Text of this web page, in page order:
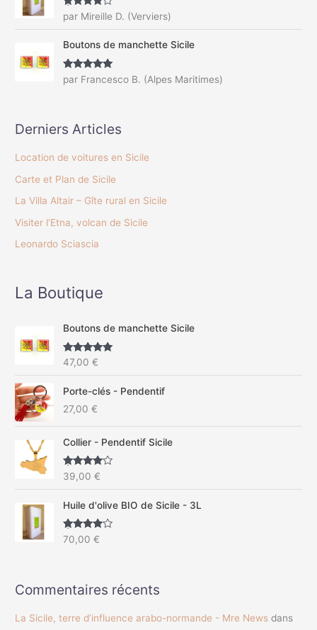
Note4
sur 5
par Mireille D. (Verviers)
Boutons de manchette Sicile
Note5sur
5
par Francesco B. (Alpes Maritimes)
Derniers Articles
Location de voitures en Sicile
Carte et Plan de Sicile
La Villa Altair – Gîte rural en Sicile
Visiter l’Etna, volcan de Sicile
Leonardo Sciascia
La Boutique
Boutons de manchette Sicile
Note5.00
sur 5
47,00€
Porte-clés - Pendentif
27,00€
Collier - Pendentif Sicile
Note4.67
sur 5
39,00€
Huile d'olive BIO de Sicile - 3L
Note4.50
sur 5
70,00€
Commentaires récents
La Sicile, terre d’influence arabo-normande - Mre News dans